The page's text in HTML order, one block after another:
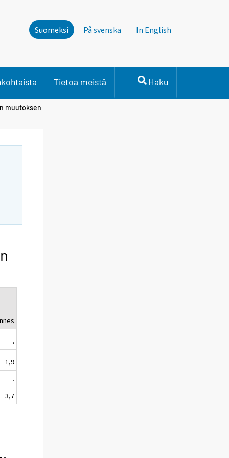
Suomeksi På svenska In English
Tietoa meistä Haku
muutoksen
.
1,9
.
3,7